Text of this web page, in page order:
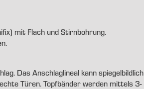
mit Flach und Stirnbohrung.
Das Anschlaglineal kann spiegelbildlich
Türen. Topfbänder werden mittels 3-